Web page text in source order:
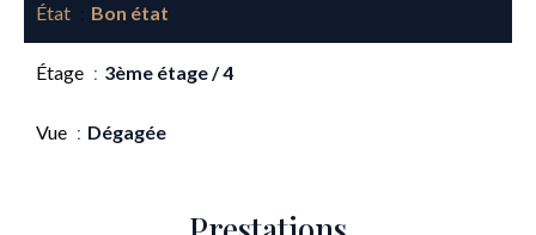
État Bon état
Étage 3ème étage / 4
Vue Dégagée